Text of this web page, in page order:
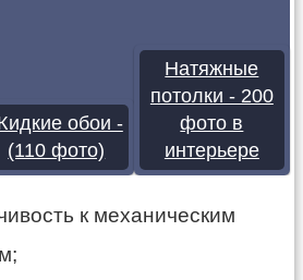
обои -
(110 фото)
Натяжные
потолки - 200
фото в
интерьере
к механическим